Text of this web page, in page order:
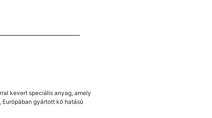
kevert speciális anyag, amely
gyártott kő hatású